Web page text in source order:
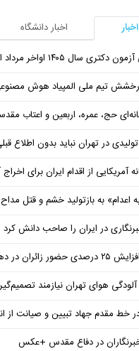
اخبار دانشگاه
سال ۱۴۰۵ اواخر مرداد اعلام می‌شود
تیم ملی المپیاد هوش
حج، عمره، اربعین و اعتاب مقدسه،
در تهران نباید بدون اطلاع
آمریکایی از اقدام ایران برای
اعدام» به بازتولید خشم و قتل
در ایران را صاحب دانش کرد
پایانی ماه صفر در مشهد
هوای تهران نیازمند
در خط مقدم جهاد تبیین و صیانت از
در دفاع مقدس +عکس